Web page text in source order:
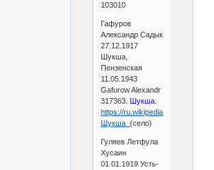
103010
Гафуров
Александр Садык
27.12.1917
Шукша,
Пензенская
11.05.1943
Gafurow Alexandr
317363.
Шукша.
https://ru.wikipedia.org/wiki/
Шукша_ (село)
Гуляев Летфула
Хусаин
01.01.1919 Усть-